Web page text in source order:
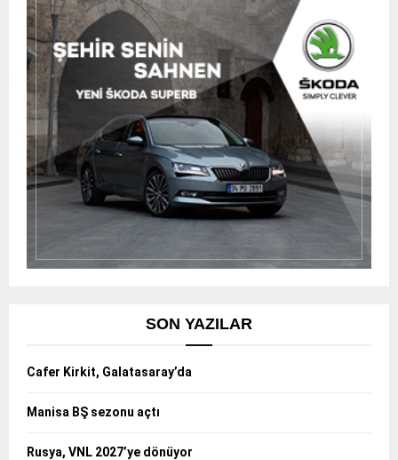
SON YAZILAR
Cafer Kirkit, Galatasaray’da
Manisa BŞ sezonu açtı
Rusya, VNL 2027’ye dönüyor